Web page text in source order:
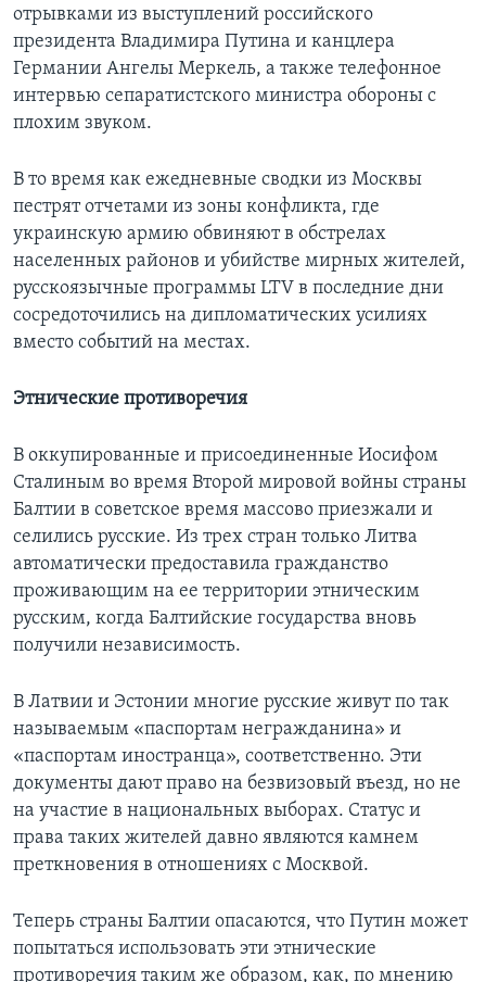
отрывками из выступлений российского
президента Владимира Путина и канцлера
Германии Ангелы Меркель, а также телефонное
интервью сепаратистского министра обороны с
плохим звуком.
В то время как ежедневные сводки из Москвы
пестрят отчетами из зоны конфликта, где
украинскую армию обвиняют в обстрелах
населенных районов и убийстве мирных жителей,
русскоязычные программы LTV в последние дни
сосредоточились на дипломатических усилиях
вместо событий на местах.
Этнические противоречия
В оккупированные и присоединенные Иосифом
Сталиным во время Второй мировой войны страны
Балтии в советское время массово приезжали и
селились русские. Из трех стран только Литва
автоматически предоставила гражданство
проживающим на ее территории этническим
русским, когда Балтийские государства вновь
получили независимость.
В Латвии и Эстонии многие русские живут по так
называемым «паспортам негражданина» и
«паспортам иностранца», соответственно. Эти
документы дают право на безвизовый въезд, но не
на участие в национальных выборах. Статус и
права таких жителей давно являются камнем
преткновения в отношениях с Москвой.
Теперь страны Балтии опасаются, что Путин может
попытаться использовать эти этнические
противоречия таким же образом, как, по мнению